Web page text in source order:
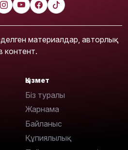
материалдар, авторлық
контент.
Қызмет
Біз туралы
Жарнама
Байланыс
Құпиялылық